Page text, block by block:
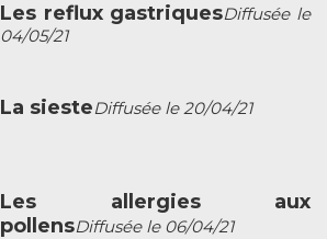
Les reflux gastriquesDiffusée le
04/05/21
La siesteDiffusée le 20/04/21
Les allergies aux
pollensDiffusée le 06/04/21